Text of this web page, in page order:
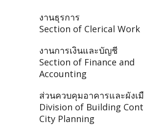
งานธุรการ
Section of Clerical Work
งานการเงินและบัญชี
Section of Finance and
Accounting
ส่วนควบคุมอาคารและผังเ
Division of Building
City Planning